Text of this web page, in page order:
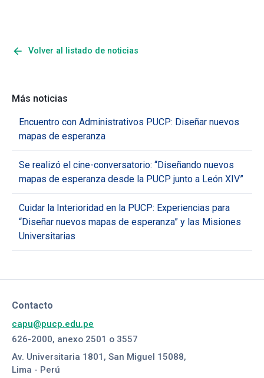
arrow_back Volver al listado de noticias
Más noticias
Encuentro con Administrativos PUCP: Diseñar nuevos
mapas de esperanza
Se realizó el cine-conversatorio: “Diseñando nuevos
mapas de esperanza desde la PUCP junto a León XIV”
Cuidar la Interioridad en la PUCP: Experiencias para
“Diseñar nuevos mapas de esperanza” y las Misiones
Universitarias
Contacto
capu@pucp.edu.pe
626-2000, anexo 2501 o 3557
Av. Universitaria 1801, San Miguel 15088,
Lima - Perú